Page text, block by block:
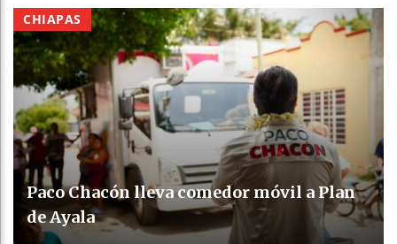
CHIAPAS
Paco Chacón lleva comedor móvil a Plan
de Ayala